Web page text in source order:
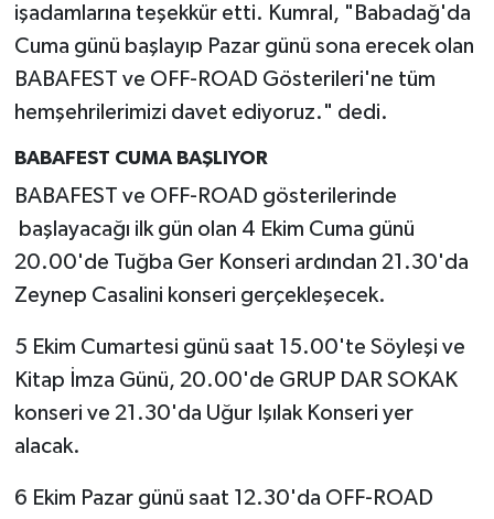
işadamlarına teşekkür etti. Kumral, "Babadağ'da
Cuma günü başlayıp Pazar günü sona erecek olan
BABAFEST ve OFF-ROAD Gösterileri'ne tüm
hemşehrilerimizi davet ediyoruz." dedi.
BABAFEST CUMA BAŞLIYOR
BABAFEST ve OFF-ROAD gösterilerinde
başlayacağı ilk gün olan 4 Ekim Cuma günü
20.00'de Tuğba Ger Konseri ardından 21.30'da
Zeynep Casalini konseri gerçekleşecek.
5 Ekim Cumartesi günü saat 15.00'te Söyleşi ve
Kitap İmza Günü, 20.00'de GRUP DAR SOKAK
konseri ve 21.30'da Uğur Işılak Konseri yer
alacak.
6 Ekim Pazar günü saat 12.30'da OFF-ROAD